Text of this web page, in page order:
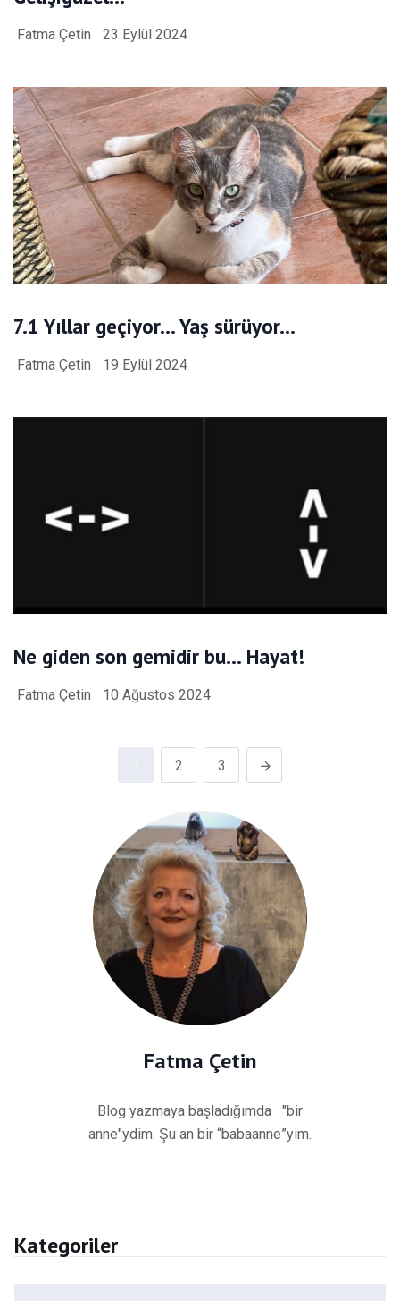
Fatma Çetin 23 Eylül 2024
7.1 Yıllar geçiyor… Yaş sürüyor…
Fatma Çetin 19 Eylül 2024
Ne giden son gemidir bu… Hayat!
Fatma Çetin 10 Ağustos 2024
2 3
Fatma Çetin
Blog yazmaya başladığımda "bir
anne"ydim. Şu an bir “babaanne”yim.
Kategoriler